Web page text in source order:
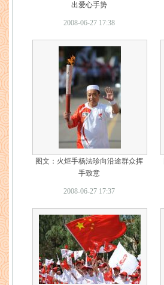
出爱心手势
2008-06-27 17:38
图文：火炬手杨法珍向沿途群众挥
手致意
2008-06-27 17:37